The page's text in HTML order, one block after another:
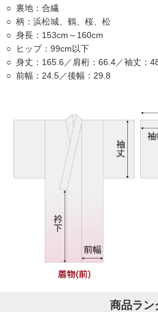
裏地：合繊
柄：浜松城、鶴、桜、松
身長：153cm～160cm
ヒップ：99cm以下
身丈：165.6／肩桁：66.4／袖丈：
前幅：24.5／後幅：29.8
商品ラン